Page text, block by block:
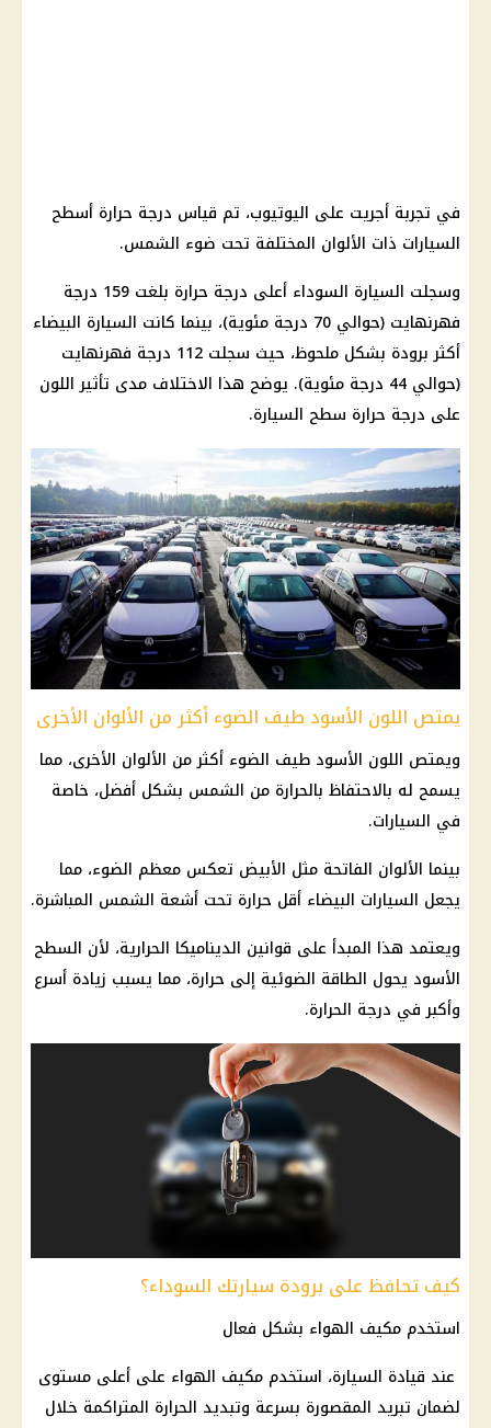
في تجربة أجريت على اليوتيوب، تم قياس درجة حرارة أسطح
السيارات ذات الألوان المختلفة تحت ضوء الشمس.
وسجلت السيارة السوداء أعلى درجة حرارة بلغت 159 درجة
فهرنهايت (حوالي 70 درجة مئوية)، بينما كانت السيارة البيضاء
أكثر برودة بشكل ملحوظ، حيث سجلت 112 درجة فهرنهايت
(حوالي 44 درجة مئوية). يوضح هذا الاختلاف مدى تأثير اللون
على درجة حرارة سطح السيارة.
يمتص اللون الأسود طيف الضوء أكثر من الألوان الأخرى
ويمتص اللون الأسود طيف الضوء أكثر من الألوان الأخرى، مما
يسمح له بالاحتفاظ بالحرارة من الشمس بشكل أفضل، خاصة
في السيارات.
بينما الألوان الفاتحة مثل الأبيض تعكس معظم الضوء، مما
يجعل السيارات البيضاء أقل حرارة تحت أشعة الشمس المباشرة.
ويعتمد هذا المبدأ على قوانين الديناميكا الحرارية، لأن السطح
الأسود يحول الطاقة الضوئية إلى حرارة، مما يسبب زيادة أسرع
وأكبر في درجة الحرارة.
كيف تحافظ على برودة سيارتك السوداء؟
استخدم مكيف الهواء بشكل فعال
عند قيادة السيارة، استخدم مكيف الهواء على أعلى مستوى
لضمان تبريد المقصورة بسرعة وتبديد الحرارة المتراكمة خلال